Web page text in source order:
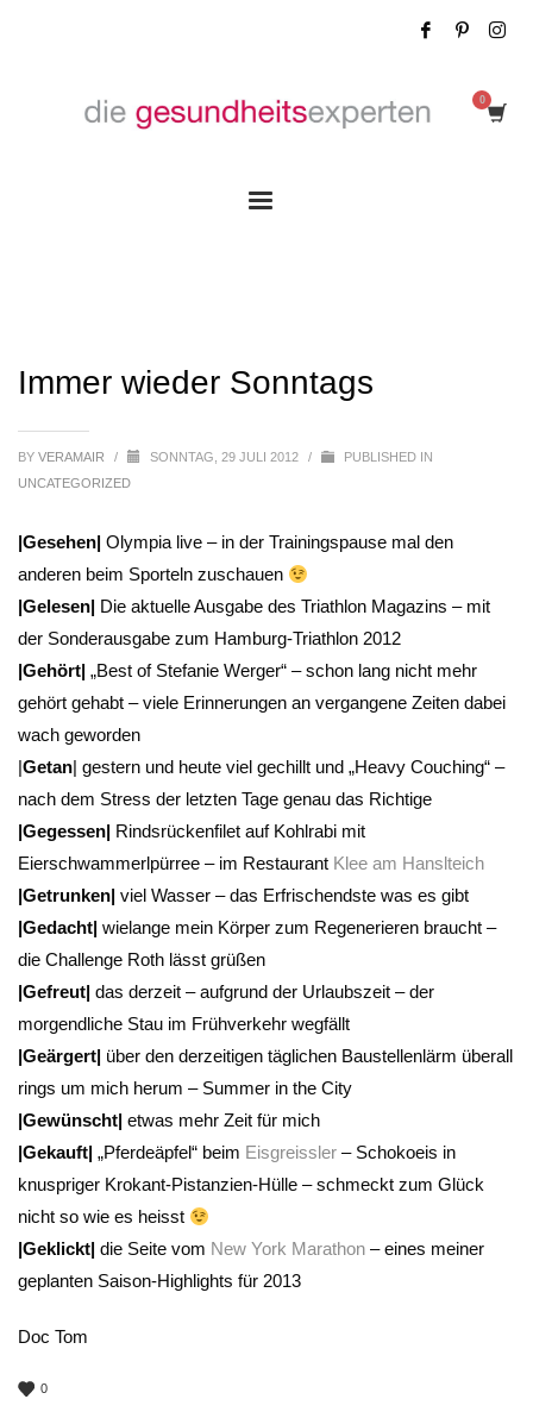
Immer wieder Sonntags
BY VERAMAIR / SONNTAG, 29 JULI 2012 /
PUBLISHED IN
UNCATEGORIZED
|Gesehen| Olympia live – in der Trainingspause mal den
anderen beim Sporteln zuschauen
|Gelesen| Die aktuelle Ausgabe des Triathlon Magazins – mit
der Sonderausgabe zum Hamburg-Triathlon 2012
|Gehört| „Best of Stefanie Werger“ – schon lang nicht mehr
gehört gehabt – viele Erinnerungen an vergangene Zeiten dabei
wach geworden
|Getan| gestern und heute viel gechillt und „Heavy Couching“ –
nach dem Stress der letzten Tage genau das Richtige
|Gegessen| Rindsrückenfilet auf Kohlrabi mit
Eierschwammerlpürree – im Restaurant Klee am Hanslteich
|Getrunken| viel Wasser – das Erfrischendste was es gibt
|Gedacht| wielange mein Körper zum Regenerieren braucht –
die Challenge Roth lässt grüßen
|Gefreut| das derzeit – aufgrund der Urlaubszeit – der
morgendliche Stau im Frühverkehr wegfällt
|Geärgert| über den derzeitigen täglichen Baustellenlärm überall
rings um mich herum – Summer in the City
|Gewünscht| etwas mehr Zeit für mich
|Gekauft| „Pferdeäpfel“ beim Eisgreissler – Schokoeis in
knuspriger Krokant-Pistanzien-Hülle – schmeckt zum Glück
nicht so wie es heisst
|Geklickt| die Seite vom New York Marathon – eines meiner
geplanten Saison-Highlights für 2013
Doc Tom
0